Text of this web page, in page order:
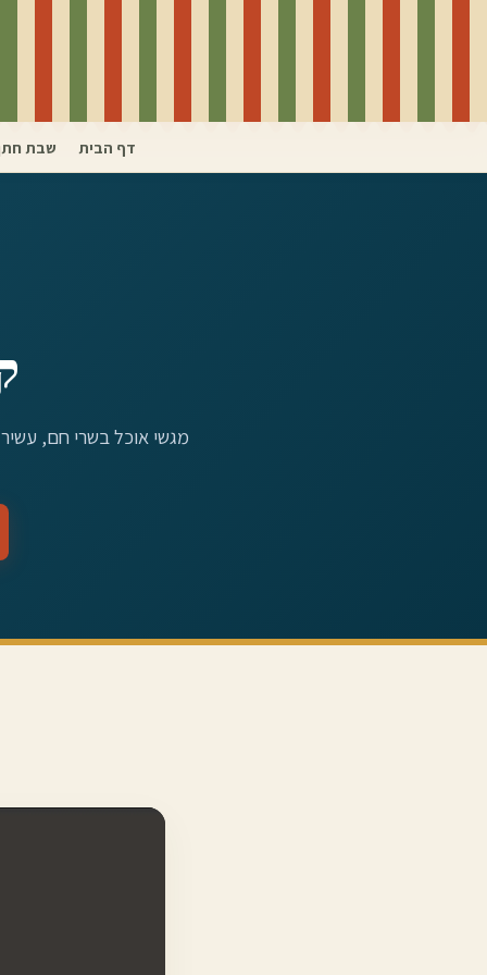
דף הבית שבת
מגשי אוכל בשרי חם, עשיר וכשר